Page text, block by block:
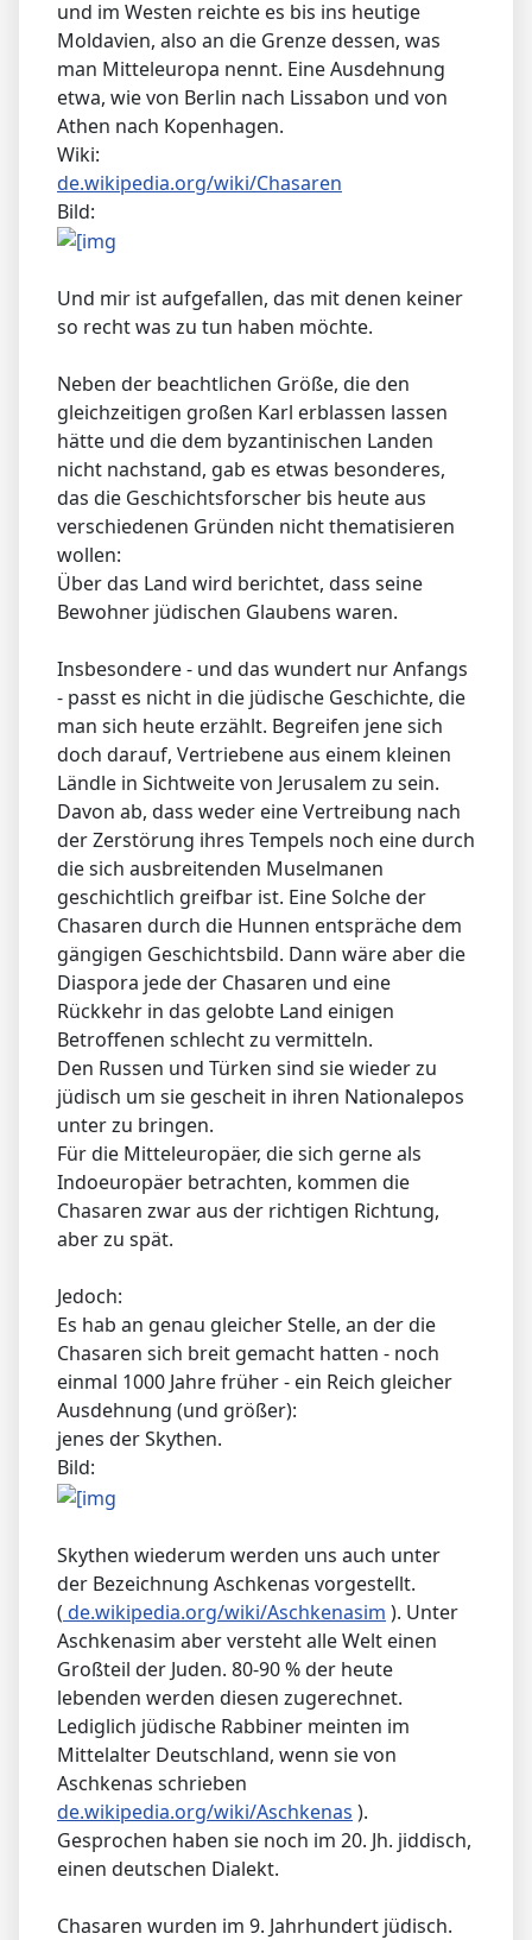
und im Westen reichte es bis ins heutige
Moldavien, also an die Grenze dessen, was
man Mitteleuropa nennt. Eine Ausdehnung
etwa, wie von Berlin nach Lissabon und von
Athen nach Kopenhagen.
Wiki:
de.wikipedia.org/wiki/Chasaren
Bild:
Und mir ist aufgefallen, das mit denen keiner
so recht was zu tun haben möchte.
Neben der beachtlichen Größe, die den
gleichzeitigen großen Karl erblassen lassen
hätte und die dem byzantinischen Landen
nicht nachstand, gab es etwas besonderes,
das die Geschichtsforscher bis heute aus
verschiedenen Gründen nicht thematisieren
wollen:
Über das Land wird berichtet, dass seine
Bewohner jüdischen Glaubens waren.
Insbesondere - und das wundert nur Anfangs
- passt es nicht in die jüdische Geschichte, die
man sich heute erzählt. Begreifen jene sich
doch darauf, Vertriebene aus einem kleinen
Ländle in Sichtweite von Jerusalem zu sein.
Davon ab, dass weder eine Vertreibung nach
der Zerstörung ihres Tempels noch eine durch
die sich ausbreitenden Muselmanen
geschichtlich greifbar ist. Eine Solche der
Chasaren durch die Hunnen entspräche dem
gängigen Geschichtsbild. Dann wäre aber die
Diaspora jede der Chasaren und eine
Rückkehr in das gelobte Land einigen
Betroffenen schlecht zu vermitteln.
Den Russen und Türken sind sie wieder zu
jüdisch um sie gescheit in ihren Nationalepos
unter zu bringen.
Für die Mitteleuropäer, die sich gerne als
Indoeuropäer betrachten, kommen die
Chasaren zwar aus der richtigen Richtung,
aber zu spät.
Jedoch:
Es hab an genau gleicher Stelle, an der die
Chasaren sich breit gemacht hatten - noch
einmal 1000 Jahre früher - ein Reich gleicher
Ausdehnung (und größer):
jenes der Skythen.
Bild:
Skythen wiederum werden uns auch unter
der Bezeichnung Aschkenas vorgestellt.
( de.wikipedia.org/wiki/Aschkenasim ). Unter
Aschkenasim aber versteht alle Welt einen
Großteil der Juden. 80-90 % der heute
lebenden werden diesen zugerechnet.
Lediglich jüdische Rabbiner meinten im
Mittelalter Deutschland, wenn sie von
Aschkenas schrieben
de.wikipedia.org/wiki/Aschkenas ).
Gesprochen haben sie noch im 20. Jh. jiddisch,
einen deutschen Dialekt.
Chasaren wurden im 9. Jahrhundert jüdisch.